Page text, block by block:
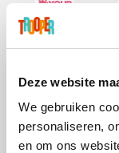
Deze website
We gebruiken
personaliseren,
en om ons